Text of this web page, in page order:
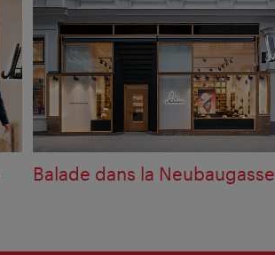
Balade dans la Neubaugasse